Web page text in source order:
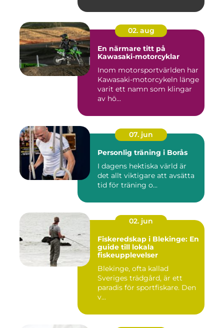
02. aug
En närmare titt på
Kawasaki-motorcyklar
Inom motorsportvärlden har
Kawasaki-motorcykeln länge
varit ett namn som klingar
av hö...
07. jun
Personlig träning i Borås
I dagens hektiska värld är
det allt viktigare att avsätta
tid för träning o...
02. jun
Fiskeredskap i Blekinge: En
guide till lokala
fiskeupplevelser
Blekinge, ofta kallad
Sveriges trädgård, är ett
paradis för sportfiskare. Den
v...